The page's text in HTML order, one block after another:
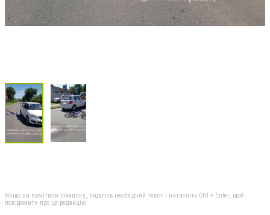
Якщо ви помітили помилку, виділіть необхідний текст і натисніть Ctrl + Enter, щоб
повідомити про це редакцію